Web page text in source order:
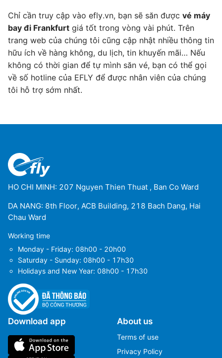
Chỉ cần truy cập vào efly.vn, bạn sẽ săn được vé máy
bay đi Frankfurt giá tốt trong vòng vài phút. Trên
trang web của chúng tôi cũng cập nhật nhiều thông tin
hữu ích về hàng không, du lịch, tin khuyến mãi… Nếu
không có thời gian để tự mình săn vé, bạn có thể gọi
về số hotline của EFLY để được nhân viên của chúng
tôi hỗ trợ sớm nhất.
HO CHI MINH: 207 Nguyen Thien Thuat , Ban Co Ward
DA NANG: 8th Floor, ACB Building, 218 Bach Dang, Hai
Chau Ward
Working time
Monday - Friday: 08h00 - 20h00
Saturday - Sunday: 08h00 - 17h30
Holidays and New Year: 08h00 - 17h30
Download app About us
Terms of use
Privacy Policy